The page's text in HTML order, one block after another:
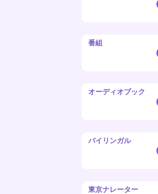
番組
オーディオブック
バイリンガル
東京ナレーター